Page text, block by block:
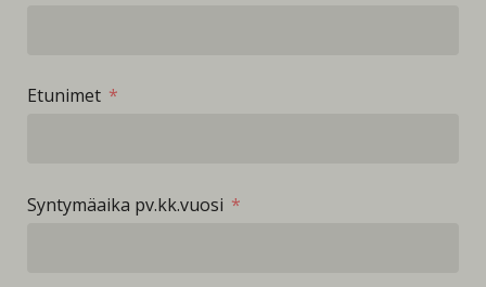
Etunimet
Syntymäaika pv.kk.vuosi